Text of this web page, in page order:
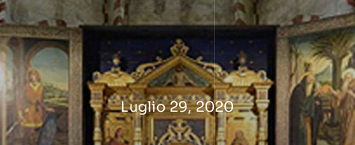
Salta
al
contenuto
Luglio 29, 2020